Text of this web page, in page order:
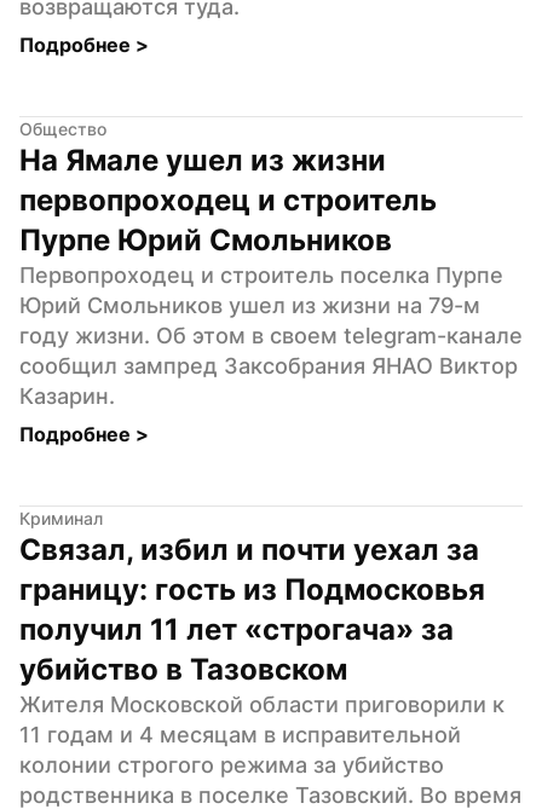
возвращаются туда.
Подробнее >
Общество
На Ямале ушел из жизни
первопроходец и строитель
Пурпе Юрий Смольников
Первопроходец и строитель поселка Пурпе
Юрий Смольников ушел из жизни на 79-м
году жизни. Об этом в своем telegram-канале
сообщил зампред Заксобрания ЯНАО Виктор
Казарин.
Подробнее >
Криминал
Связал, избил и почти уехал за
границу: гость из Подмосковья
получил 11 лет «строгача» за
убийство в Тазовском
Жителя Московской области приговорили к
11 годам и 4 месяцам в исправительной
колонии строгого режима за убийство
родственника в поселке Тазовский. Во время